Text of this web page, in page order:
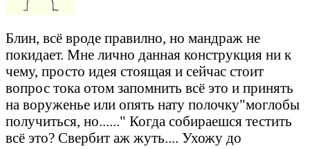
Блин, всё вроде правилно, но мандраж не
покидает. Мне лично данная конструкция ни к
чему, просто идея стоящая и сейчас стоит
вопрос тока отом запомнить всё это и принять
на воруженье или опять нату полочку"моглобы
получиться, но......" Когда собираешся тестить
всё это? Свербит аж жуть.... Ухожу до